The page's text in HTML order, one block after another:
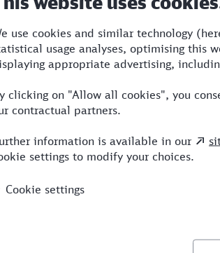
06 03:12
Mitte
1:00 1
Mitte